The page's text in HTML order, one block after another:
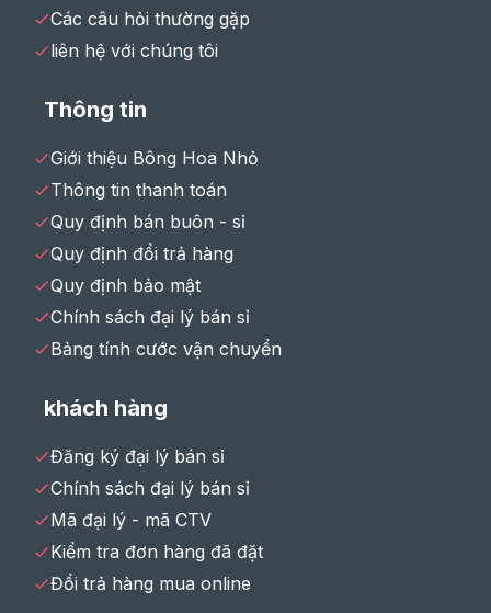
Các câu hỏi thường gặp
liên hệ với chúng tôi
Thông tin
Giới thiệu Bông Hoa Nhỏ
Thông tin thanh toán
Quy định bán buôn - sỉ
Quy định đổi trả hàng
Quy định bảo mật
Chính sách đại lý bán sỉ
Bảng tính cước vận chuyển
khách hàng
Đăng ký đại lý bán sỉ
Chính sách đại lý bán sỉ
Mã đại lý - mã CTV
Kiểm tra đơn hàng đã đặt
Đổi trả hàng mua online